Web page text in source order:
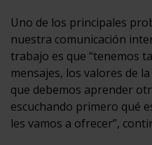
Uno de los principales
nuestra comunicación
trabajo es que “tenemos
mensajes, los valores de
que debemos aprender
escuchando primero qué
les vamos a ofrecer”,